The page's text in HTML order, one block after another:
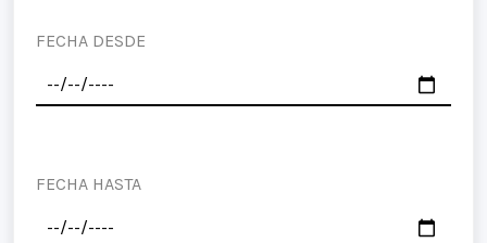
FECHA DESDE
FECHA HASTA